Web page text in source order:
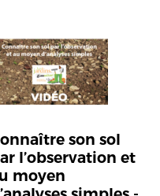
son sol
l’observation et
moyen